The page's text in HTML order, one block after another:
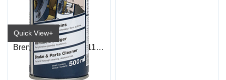
Quick View+
Bremserens Ecol R511 Acetonfri
500ml